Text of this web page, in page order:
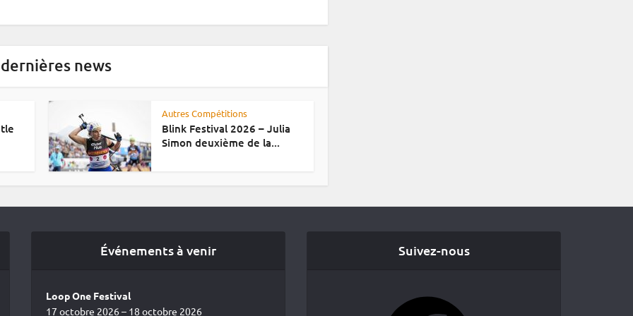
news
Autres Compétitions
Blink Festival 2026 – Julia
Simon deuxième de la...
Événements à venir
Loop One Festival
17 octobre 2026 – 18 octobre 2026
Suivez-nous